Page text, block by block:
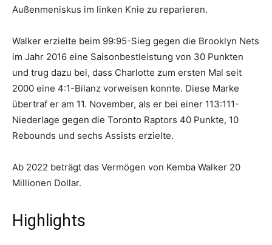
Außenmeniskus im linken Knie zu reparieren.
Walker erzielte beim 99:95-Sieg gegen die Brooklyn Nets
im Jahr 2016 eine Saisonbestleistung von 30 Punkten
und trug dazu bei, dass Charlotte zum ersten Mal seit
2000 eine 4:1-Bilanz vorweisen konnte. Diese Marke
übertraf er am 11. November, als er bei einer 113:111-
Niederlage gegen die Toronto Raptors 40 Punkte, 10
Rebounds und sechs Assists erzielte.
Ab 2022 beträgt das Vermögen von Kemba Walker 20
Millionen Dollar.
Highlights